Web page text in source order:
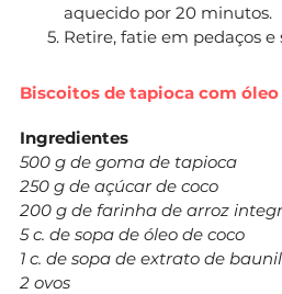
aquecido por 20 minutos.
Retire, fatie em pedaços e
Biscoitos de tapioca com óleo
Ingredientes
500 g de goma de tapioca
250 g de açúcar de coco
200 g de farinha de arroz
5 c. de sopa de óleo de coco
1 c. de sopa de extrato de
2 ovos